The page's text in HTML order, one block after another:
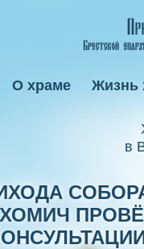
в
О храме Жизнь